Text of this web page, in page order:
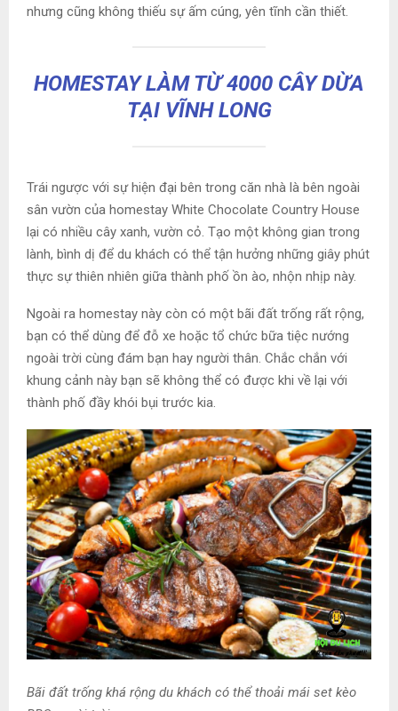
nhưng cũng không thiếu sự ấm cúng, yên tĩnh cần thiết.
HOMESTAY LÀM TỪ 4000 CÂY DỪA
TẠI VĨNH LONG
Trái ngược với sự hiện đại bên trong căn nhà là bên ngoài
sân vườn của homestay White Chocolate Country House
lại có nhiều cây xanh, vườn cỏ. Tạo một không gian trong
lành, bình dị để du khách có thể tận hưởng những giây phút
thực sự thiên nhiên giữa thành phố ồn ào, nhộn nhịp này.
Ngoài ra homestay này còn có một bãi đất trống rất rộng,
bạn có thể dùng để đỗ xe hoặc tổ chức bữa tiệc nướng
ngoài trời cùng đám bạn hay người thân. Chắc chắn với
khung cảnh này bạn sẽ không thể có được khi về lại với
thành phố đầy khói bụi trước kia.
Bãi đất trống khá rộng du khách có thể thoải mái set kèo